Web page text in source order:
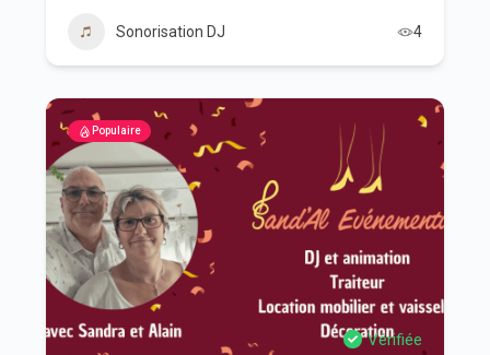
Sonorisation DJ 4
Populaire
Vérifiée